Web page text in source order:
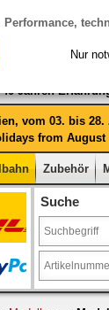
Jahren
vom 03. bis
from August
Zubehör
Suche
Performance,
Nur